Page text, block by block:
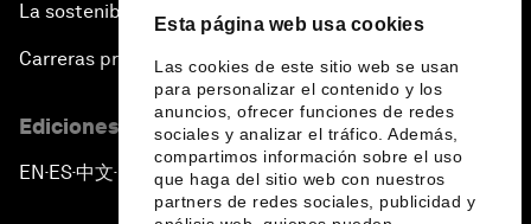
Esta página web usa cookies
Las cookies de este sitio web se usan
para personalizar el contenido y los
anuncios, ofrecer funciones de redes
sociales y analizar el tráfico. Además,
compartimos información sobre el uso
que haga del sitio web con nuestros
partners de redes sociales, publicidad y
La sostenibilidad en el Foro
Carreras profesionales
Ediciones en otros idiomas
EN ▪ES▪中文▪ 日本語